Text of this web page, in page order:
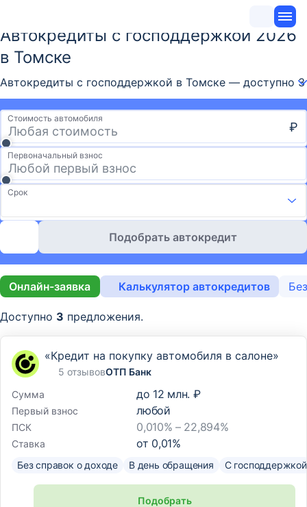
Автокредиты с господдержкой 2026
в Томске
Автокредиты с господдержкой в Томске — доступно
Стоимость автомобиля
₽
Первоначальный взнос
Срок
Подобрать автокредит
Онлайн-заявка Калькулятор автокредитов
Доступно 3 предложения.
«Кредит на покупку автомобиля в салоне»
5 отзывовОТП Банк
Сумма
до 12 млн. ₽
Первый взнос любой
ПСК 0,010% – 22,894%
Ставка от 0,01%
Без справок о доходе В день обращения С господдержкой
Подобрать